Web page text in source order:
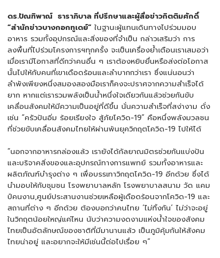
ดร.ปัณฑิพาณ์ ธาราภิบาล ที่ปรึกษาและผู้สื่อข่าวกิตติมศักดิ์
“สำนักข่าวบางกอกทูเดย์” ในฐานะผู้แทนเดินทางไปร่วมมอบ
อาหาร รวมทั้งอุปกรณ์และสิ่งของที่จำเป็น กล่าวเสริมว่า การ
ลงพื้นที่ไปร่วมโครงการฯทุกครั้ง จะเป็นเครื่องย้ำเตือนเราเสมอว่า
เมื่อเรามีโอกาสที่ดีกว่าคนอื่น ๆ เราต้องหยิบยื่นหรือส่งต่อโอกาส
นั้นไปให้กับคนที่เขาเดือดร้อนและลำบากกว่าเรา ซึ่งแน่นอนว่า
ลำพังเพียงหนึ่งสมองสองมือเราก็คงจะปราศจากความสำเร็จได้
ยาก หากแต่เรารวมพลังเป็นน้ำหนึ่งใจเดียวกันแล้วช่วยกันขับ
เคลื่อนสังคมให้มีความเป็นอยู่ที่ดีขึ้น นั่นความสำเร็จที่สง่างาม ดั่ง
เช่น “ครัวปันอิ่ม ร้อยเรียงใจ สู้ภัยโควิด-19” คือหนึ่งพลังมวลชน
ที่ช่วยขับเคลื่อนสังคมไทยให้ผ่านพ้นยุควิกฤตโควิด-19 ไปให้ได้
“นอกจากอาหารกล่องแล้ว เรายังได้กัลยาณมิตรช่วยกันแบ่งปัน
และบริจาคสิ่งของและอุปกรณ์ทางการแพทย์ รวมทั้งอาหารและ
ผลิตภัณฑ์บำรุงต่าง ๆ เพื่อบรรเทาวิกฤตโควิด-19 อีกด้วย ซึ่งได้
นำมอบให้กับชุมชน โรงพยาบาลหลัก โรงพยาบาลสนาม วัด แคม
ป์คนงาน,ศูนย์ประสานงานช่วยเหลือผู้เดือดร้อนจากโควิด-19 และ
สถานที่ต่าง ๆ อีกด้วย ต้องบอกว่าคนไทย ‘ไม่ทิ้งกัน’ ไม่ว่าจะอยู่
ในวิกฤตน้อยใหญ่แค่ไหน นับว่าความงดงามแห่งน้ำใจของสังคม
ไทยเป็นอัตลักษณ์ของชาติที่มีมานานแล้ว เป็นภูมิคุ้มกันให้สังคม
ไทยน่าอยู่ และอยากจะให้มีเช่นนี้ต่อไปเรื่อย ๆ”